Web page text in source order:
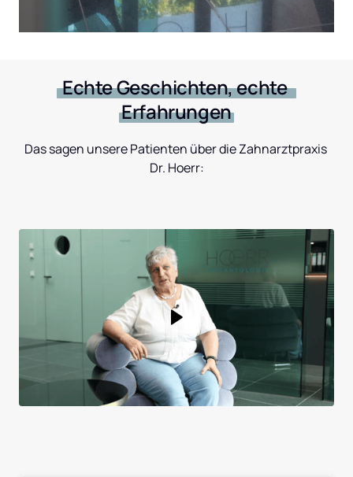
Echte Geschichten,
echte
Erfahrungen
Das sagen unsere Patienten über die Zahnarztpraxis
Dr. Hoerr: